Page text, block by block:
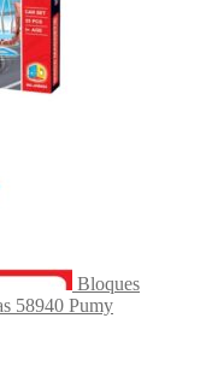
Bloques
58940 Pumy